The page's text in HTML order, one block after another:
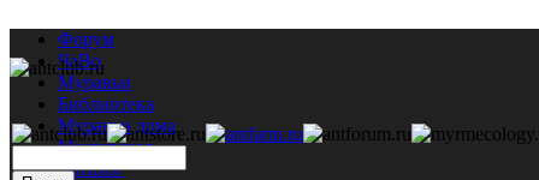
Форум
ЧаВо
Муравьи
Библиотека
Муравьи дома
Мастерская
Каталог